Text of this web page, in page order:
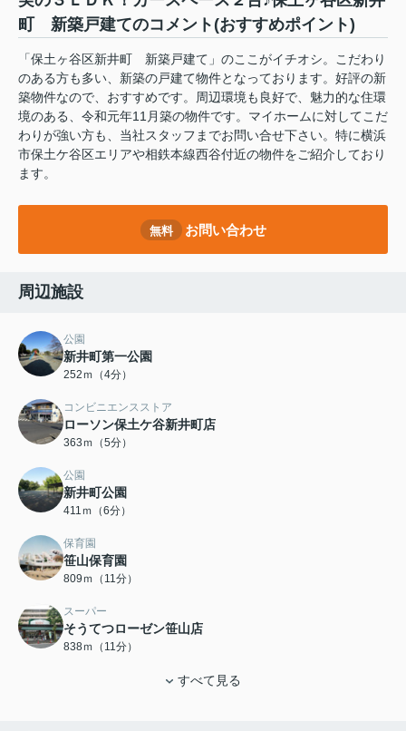
町 新築戸建てのコメント(おすすめポイント)
「保土ヶ谷区新井町 新築戸建て」のここがイチオシ。こだわり
のある方も多い、新築の戸建て物件となっております。好評の新
築物件なので、おすすめです。周辺環境も良好で、魅力的な住環
境のある、令和元年11月築の物件です。マイホームに対してこだ
わりが強い方も、当社スタッフまでお問い合せ下さい。特に横浜
市保土ケ谷区エリアや相鉄本線西谷付近の物件をご紹介しており
ます。
無料 お問い合わせ
周辺施設
公園
新井町第一公園
252ｍ（4分）
コンビニエンスストア
ローソン保土ケ谷新井町店
363ｍ（5分）
公園
新井町公園
411ｍ（6分）
保育園
笹山保育園
809ｍ（11分）
スーパー
そうてつローゼン笹山店
838ｍ（11分）
すべて見る